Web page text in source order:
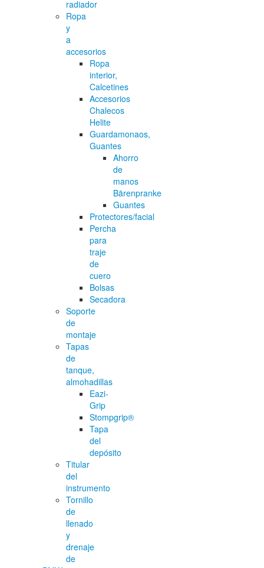
radiador
Ropa
y
a
accesorios
Ropa
interior,
Calcetines
Accesorios
Chalecos
Helite
Guardamonaos,
Guantes
Ahorro
de
manos
Bärenpranke
Guantes
Protectores/facial
Percha
para
traje
de
cuero
Bolsas
Secadora
Soporte
de
montaje
Tapas
de
tanque,
almohadillas
Eazi-
Grip
Stompgrip®
Tapa
del
depósito
Titular
del
instrumento
Tornillo
de
llenado
y
drenaje
de